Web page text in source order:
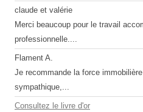
claude et valérie
Merci beaucoup pour le travail
professionnelle....
Flament A.
Je recommande la force
sympathique,...
Consultez le livre d'or